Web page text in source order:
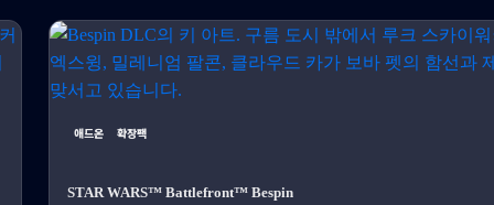
애드온 확장팩
STAR WARS™ Battlefront™ Bespin